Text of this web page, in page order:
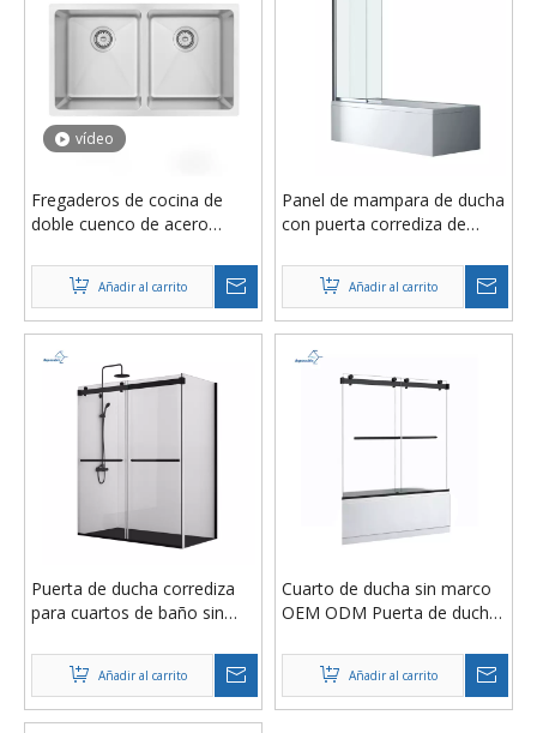
vídeo
Fregaderos de cocina de
doble cuenco de acero
mano de alta calidad,
personalización a precio de
fábrica, fabricados en
Añadir al carrito
Panel de mampara de ducha
con puerta corrediza de
vidrio transparente
cromado, de fábrica de
China
Añadir al carrito
Puerta de ducha corrediza
para cuartos de baño sin
de acero inoxidable
resistente al agua
Añadir al carrito
Cuarto de ducha sin marco
OEM ODM Puerta de ducha
templado doble deslizante
para bañeraAñadir al carrito